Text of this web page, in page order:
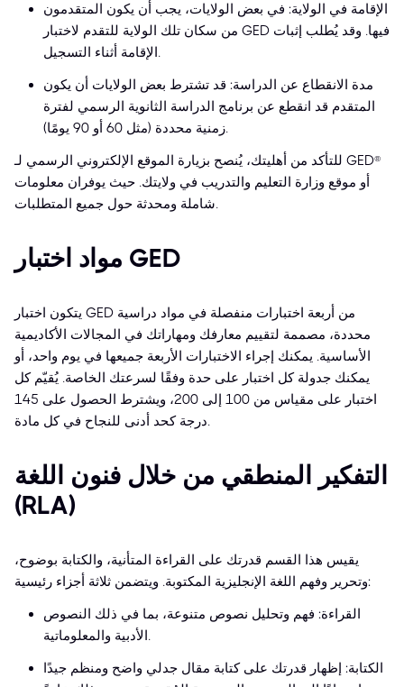
الإقامة في الولاية: في بعض الولايات، يجب أن يكون المتقدمون
من سكان تلك الولاية للتقدم لاختبار GED فيها. وقد يُطلب إثبات
الإقامة أثناء التسجيل.
مدة الانقطاع عن الدراسة: قد تشترط بعض الولايات أن يكون
المتقدم قد انقطع عن برنامج الدراسة الثانوية الرسمي لفترة
زمنية محددة (مثل 60 أو 90 يومًا).
للتأكد من أهليتك، يُنصح بزيارة الموقع الإلكتروني الرسمي لـ GED®
أو موقع وزارة التعليم والتدريب في ولايتك. حيث يوفران معلومات
شاملة ومحدثة حول جميع المتطلبات.
مواد اختبار GED
يتكون اختبار GED من أربعة اختبارات منفصلة في مواد دراسية
محددة، مصممة لتقييم معارفك ومهاراتك في المجالات الأكاديمية
الأساسية. يمكنك إجراء الاختبارات الأربعة جميعها في يوم واحد، أو
يمكنك جدولة كل اختبار على حدة وفقًا لسرعتك الخاصة. يُقيّم كل
اختبار على مقياس من 100 إلى 200، ويشترط الحصول على 145
درجة كحد أدنى للنجاح في كل مادة.
التفكير المنطقي من خلال فنون اللغة
(RLA)
يقيس هذا القسم قدرتك على القراءة المتأنية، والكتابة بوضوح،
وتحرير وفهم اللغة الإنجليزية المكتوبة. ويتضمن ثلاثة أجزاء رئيسية:
القراءة: فهم وتحليل نصوص متنوعة، بما في ذلك النصوص
الأدبية والمعلوماتية.
الكتابة: إظهار قدرتك على كتابة مقال جدلي واضح ومنظم جيدًا